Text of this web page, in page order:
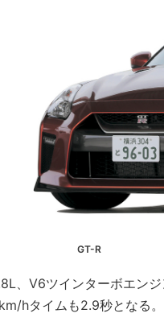
GT-R
、V6ツインターボエン
hタイムも2.9秒となる